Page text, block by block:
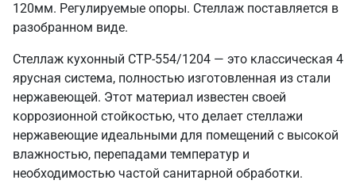
120мм. Регулируемые опоры. Стеллаж поставляется в
разобранном виде.
Стеллаж кухонный СТР-554/1204 — это классическая 4
ярусная система, полностью изготовленная из стали
нержавеющей. Этот материал известен своей
коррозионной стойкостью, что делает стеллажи
нержавеющие идеальными для помещений с высокой
влажностью, перепадами температур и
необходимостью частой санитарной обработки.